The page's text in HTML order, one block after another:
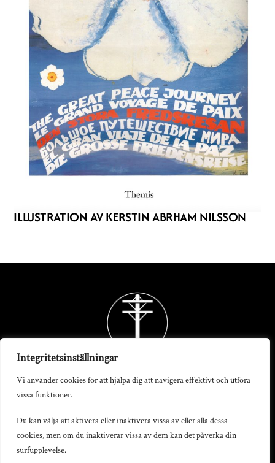
Integritetsinställningar
Vi använder cookies för att hjälpa dig att navigera effektivt och utföra
vissa funktioner.
Du kan välja att aktivera eller inaktivera vissa av eller alla dessa
cookies, men om du inaktiverar vissa av dem kan det påverka din
surfupplevelse.
ILLUSTRATION AV KERSTIN ABRHAM NILSSON
Back
To
Telegrafstationen AB
S:t Persgatan 19, 602 33 Norrköping